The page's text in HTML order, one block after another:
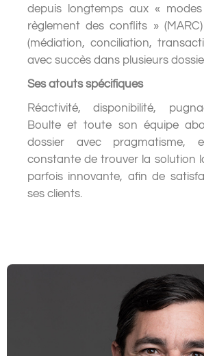
depuis longtemps aux «
règlement des conflits »
(médiation, conciliation,
avec succès dans plusieurs
Ses atouts spécifiques
Réactivité, disponibilité,
Boulte et toute son équipe
dossier avec pragmatisme,
constante de trouver la solution
parfois innovante, afin de
ses clients.